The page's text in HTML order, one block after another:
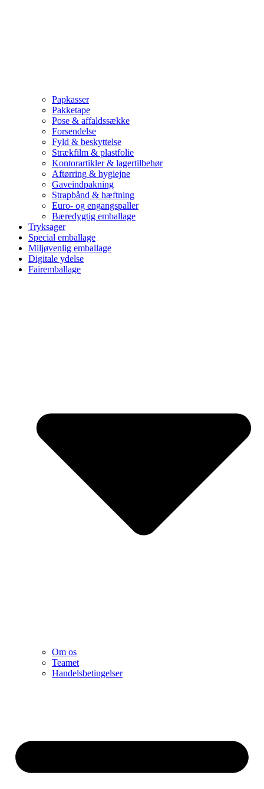
Papkasser
Pakketape
Pose & affaldssække
Forsendelse
Fyld & beskyttelse
Strækfilm & plastfolie
Kontorartikler & lagertilbehør
Aftørring & hygiejne
Gaveindpakning
Strapbånd & hæftning
Euro- og engangspaller
Bæredygtig emballage
Tryksager
Special emballage
Miljøvenlig emballage
Digitale ydelse
Fairemballage
Om os
Teamet
Handelsbetingelser